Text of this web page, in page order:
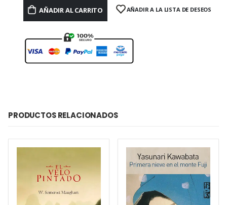
AÑADIR AL CARRITO AÑADIR A LA LISTA DE DESEOS
PRODUCTOS RELACIONADOS